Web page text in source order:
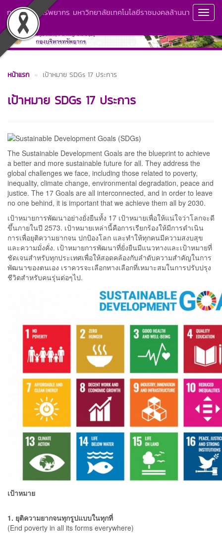
กองบริหารทรัพยากร มหาวิทยาลัยเทคโนโลยีราชมงคลล้านนา
ลำปาง
หน้าแรก เป้าหมาย SDGs 17 ประการ
เป้าหมาย SDGs 17 ประการ
The Sustainable Development Goals are the blueprint to achieve
a better and more sustainable future for all. They address the
global challenges we face, including those related to poverty,
inequality, climate change, environmental degradation, peace and
justice. The 17 Goals are all interconnected, and in order to leave
no one behind, it is important that we achieve them all by 2030.
เป้าหมายการพัฒนาอย่างยั่งยืนทั้ง 17 เป้าหมายเพื่อให้แน่ใจว่าโลกจะดี
ขึ้นภายในปี 2573. เป้าหมายเหล่านี้คือการเรียกร้องให้มีการดำเนิน
การเพื่อยุติความยากจน ปกป้องโลก และทำให้ทุกคนมีความสงบสุข
และความมั่งคั่ง. เป้าหมายการพัฒนาที่ยั่งยืนมีแนวทางและเป้าหมายที่
ชัดเจนสำหรับทุกประเทศเพื่อให้สอดคล้องกับลำดับความสำคัญในการ
พัฒนาของตนเอง เราควรจะเลือกทางเลือกที่เหมาะสมในการปรับปรุง
ชีวิตสำหรับคนรุ่นต่อๆไป.
เป้าหมาย
1. ยุติความยากจนทุกรูปแบบในทุกที่
(End poverty in all its forms everywhere)